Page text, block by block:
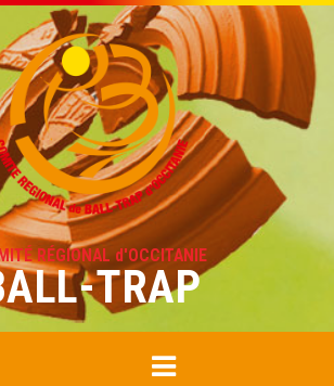
RÉGIONAL d'OCCITANIE
TRAP